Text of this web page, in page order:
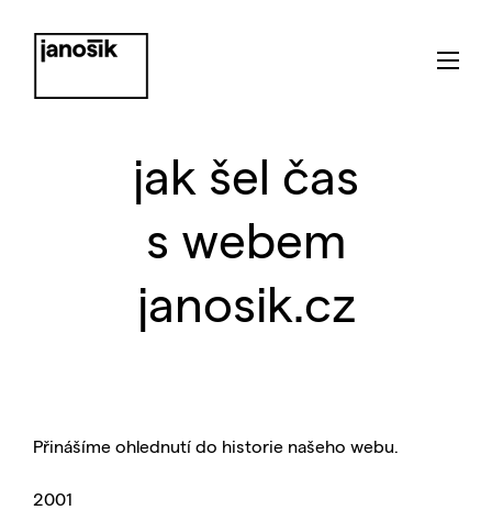
jak šel čas
s webem
janosik.cz
Přinášíme ohlednutí do historie našeho webu.
2001